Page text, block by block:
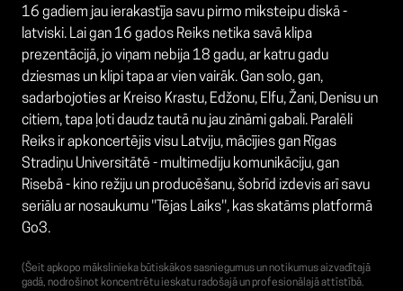
16 gadiem jau ierakastīja savu pirmo miksteipu diskā -
latviski. Lai gan 16 gados Reiks netika savā klipa
prezentācijā, jo viņam nebija 18 gadu, ar katru gadu
dziesmas un klipi tapa ar vien vairāk. Gan solo, gan,
sadarbojoties ar Kreiso Krastu, Edžonu, Elfu, Žani, Denisu un
citiem, tapa ļoti daudz tautā nu jau zināmi gabali. Paralēli
Reiks ir apkoncertējis visu Latviju, mācījies gan Rīgas
Stradiņu Universitātē - multimediju komunikāciju, gan
Risebā - kino režiju un producēšanu, šobrīd izdevis arī savu
seriālu ar nosaukumu ''Tējas Laiks'', kas skatāms platformā
Go3.
(Šeit apkopo mākslinieka būtiskākos sasniegumus un notikumus aizvadītajā
gadā, nodrošinot koncentrētu ieskatu radošajā un profesionālajā attīstībā.